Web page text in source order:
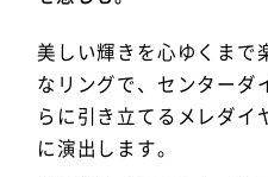
美しい輝きを心ゆくまで
なリングで、センターダ
らに引き立てるメレダイ
に演出します。